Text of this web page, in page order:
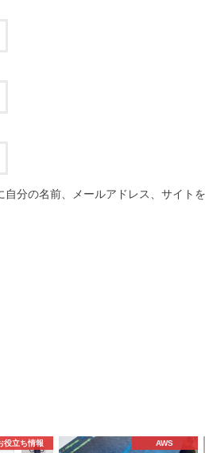
分の名前、メールアドレス、サイトを
役立ち情報 AWS